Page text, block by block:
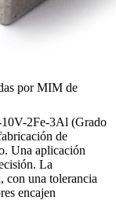
por MIM de
2Fe-3Al (Grado
de
Una aplicación
La
con una tolerancia
encajen